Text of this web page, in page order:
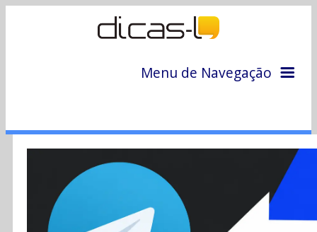
Menu de Navegação